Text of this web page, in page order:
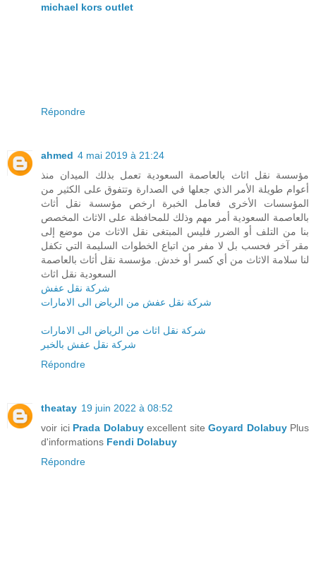
michael kors outlet
Répondre
ahmed 4 mai 2019 à 21:24
مؤسسة نقل اثاث بالعاصمة السعودية تعمل بذلك الميدان منذ
أعوام طويلة الأمر الذي جعلها في الصدارة وتتفوق على الكثير من
المؤسسات الأخرى فعامل الخبرة ارخص مؤسسة نقل أثاث
بالعاصمة السعودية أمر مهم وذلك للمحافظة على الاثاث المخصص
بنا من التلف أو الضرر فليس المبتغى نقل الاثاث من موضع إلى
مقر آخر فحسب بل لا مفر من اتباع الخطوات السليمة التي تكفل
لنا سلامة الاثاث من أي كسر أو خدش. مؤسسة نقل أثاث بالعاصمة
السعودية نقل اثاث
شركة نقل عفش
شركة نقل عفش من الرياض الى الامارات
شركة نقل اثاث من الرياض الى الامارات
شركة نقل عفش بالخبر
Répondre
theatay 19 juin 2022 à 08:52
voir ici Prada Dolabuyexcellent site Goyard DolabuyPlus
d'informations Fendi Dolabuy
Répondre